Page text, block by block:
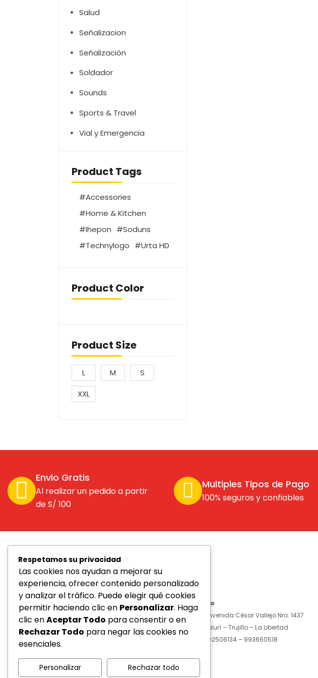
Salud
Señalizacion
Señalización
Soldador
Sounds
Sports & Travel
Vial y Emergencia
Product Tags
Accessories
Home & Kitchen
Ihepon
Soduns
Technylogo
Urta HD
Product Color
Product Size
L M
S
XXL
Envio Gratis
Al realizar un pedido a partir
de S/ 100
Multiples Tipos de Pago
100% seguros y confiables
Empresa dedicada a la venta de
equipos de protección personal
(EPP) y productos de seguridad
industrial, comprometida con la
protección y seguridad laboral.
Email:ventas@3asafetysac.com
Tienda Vallejo
Prolongación Avenida César Vallejo Nro. 1437
Urb. Andres Razurí – Trujillo – La Libertad
912781085 – 902506134 – 993660518
Respetamos su privacidad
Las cookies nos ayudan a mejorar su
experiencia, ofrecer contenido personalizado
y analizar el tráfico. Puede elegir qué cookies
permitir haciendo clic en Personalizar. Haga
clic enAceptar Todo para consentir o en
Rechazar Todo para negar las cookies no
esenciales.
Personalizar Rechazar todo